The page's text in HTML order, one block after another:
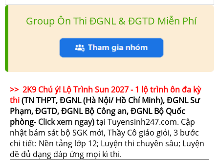
Group Ôn Thi ĐGNL & ĐGTD Miễn Phí
>> 2K9 Chú ý! Lộ Trình Sun 2027 - 1 lộ trình ôn đa kỳ
thi(TN THPT, ĐGNL (Hà Nội/ Hồ Chí Minh), ĐGNL Sư
Phạm, ĐGTD, ĐGNL Bộ Công an, ĐGNL Bộ Quốc
phòng- Click xem ngay)tại Tuyensinh247.com. Cập
nhật bám sát bộ SGK mới, Thầy Cô giáo giỏi, 3 bước
chi tiết: Nền tảng lớp 12; Luyện thi chuyên sâu; Luyện
đề đủ dạng đáp ứng mọi kì thi.